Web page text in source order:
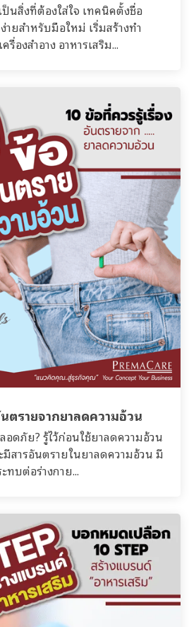
นสิ่งที่ต้องใส่ใจ เทคนิคตั้งชื่อ
ยสำหรับมือใหม่ เริ่มสร้างทำ
องสำอาง อาหารเสริม...
ตรายจากยาลดความอ้วน
ดภัย? รู้ไว้ก่อนใช้ยาลดความอ้วน
สารอันตรายในยาลดความอ้วน มี
บต่อร่างกาย...